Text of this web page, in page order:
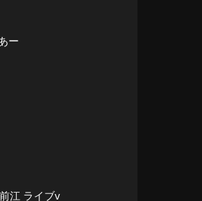
ー
江 ライブv